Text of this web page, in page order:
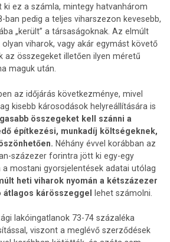
ez a számla, mintegy hatvanhárom
ban pedig a teljes viharszezon kevesebb,
„került” a társaságoknak. Az elmúlt
viharok, vagy akár egymást követő
az összegeket illetően ilyen méretű
maguk után.
az időjárás következménye, mivel
kisebb károsodások helyreállítására is
összegeket kell szánni a
építkezési, munkadíj költségeknek,
Néhány évvel korábban az
százezer forintra jött ki egy-egy
a mostani gyorsjelentések adatai utólag
heti viharok nyomán a kétszázezer
kárösszeggel lehet számolni.
lakóingatlanok 73-74 százaléka
viszont a meglévő szerződések